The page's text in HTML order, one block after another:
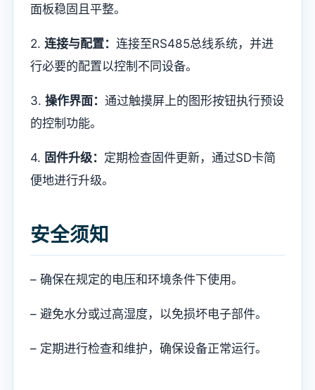
面板稳固且平整。
2. 连接与配置： 连接至RS485总线系统，并进
行必要的配置以控制不同设备。
3. 操作界面： 通过触摸屏上的图形按钮执行预设
的控制功能。
4. 固件升级： 定期检查固件更新，通过SD卡简
便地进行升级。
安全须知
– 确保在规定的电压和环境条件下使用。
– 避免水分或过高湿度，以免损坏电子部件。
– 定期进行检查和维护，确保设备正常运行。